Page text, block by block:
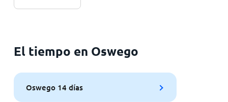
El tiempo en Oswego
Oswego 14 días